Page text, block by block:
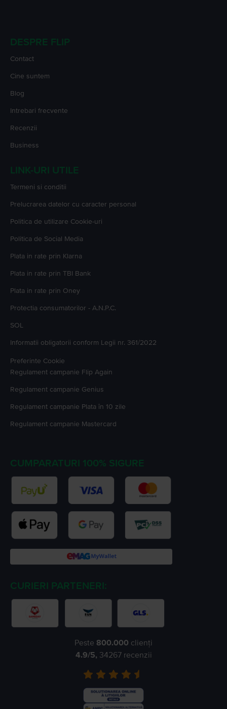
DESPRE FLIP
Contact
Cine suntem
Blog
Intrebari frecvente
Recenzii
Business
LINK-URI UTILE
Termeni si conditii
Prelucrarea datelor cu caracter personal
Politica de utilizare Cookie-uri
Politica de Social Media
Plata in rate prin Klarna
Plata in rate prin TBI Bank
Plata in rate prin Oney
Protectia consumatorilor - A.N.P.C.
SOL
Informatii obligatorii conform Legii nr. 361/2022
Preferinte Cookie
Regulament campanie Flip Again
Regulament campanie Genius
Regulament campanie Plata în 10 zile
Regulament campanie Mastercard
CUMPARATURI 100% SIGURE
CURIERI PARTENERI:
Peste 800.000 clienți
4.9/5, 34267 recenzii